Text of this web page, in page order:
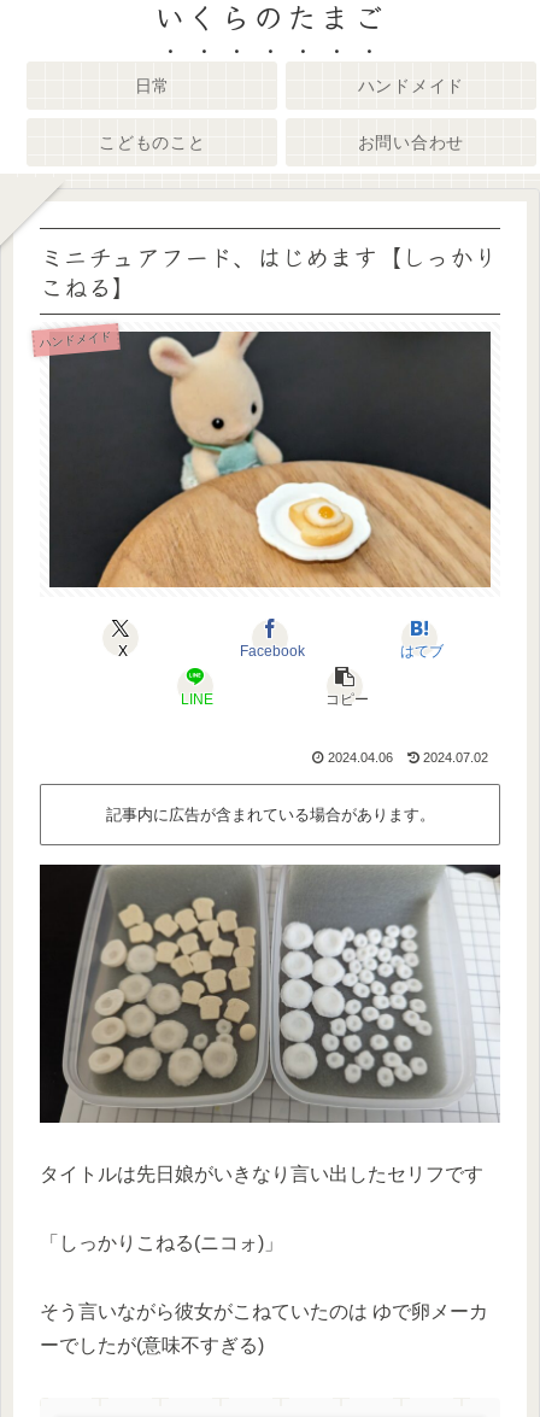
いくらのたまご
日常 ハンドメイド
こどものこと お問い合わせ
ミニチュアフード、はじめます【しっかり
こねる】
ハンドメイド
X Facebook はてブ
LINE コピー
2024.04.06 2024.07.02
記事内に広告が含まれている場合があります。
タイトルは先日娘がいきなり言い出したセリフです
「しっかりこねる(ニコォ)」
そう言いながら彼女がこねていたのは ゆで卵メーカ
ーでしたが(意味不すぎる)